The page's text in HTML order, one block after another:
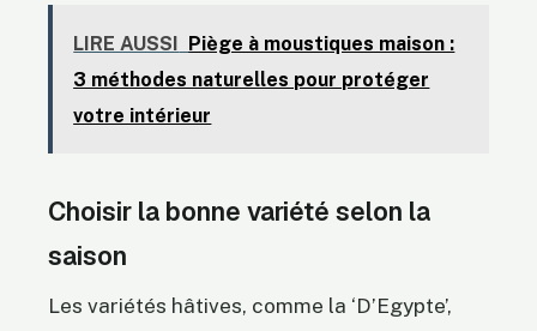
LIRE AUSSI Piège à moustiques maison :
3 méthodes naturelles pour protéger
votre intérieur
Choisir la bonne variété selon la
saison
Les variétés hâtives, comme la ‘D’Egypte’,